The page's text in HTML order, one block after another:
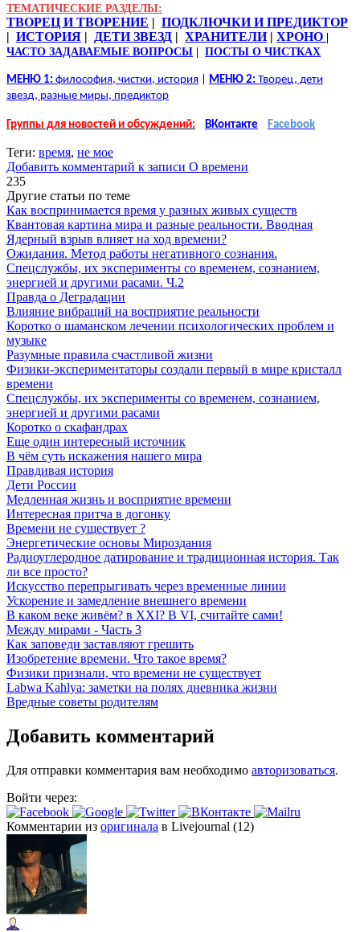
ТЕМАТИЧЕСКИЕ РАЗДЕЛЫ:
ТВОРЕЦ И ТВОРЕНИЕ | ПОДКЛЮЧКИ И ПРЕДИКТОР
| ИСТОРИЯ | ДЕТИ ЗВЕЗД | ХРАНИТЕЛИ | ХРОНО |
ЧАСТО ЗАДАВАЕМЫЕ ВОПРОСЫ | ПОСТЫ О ЧИСТКАХ
МЕНЮ 1: философия, чистки, история МЕНЮ 2: Творец, дети
звезд, разные миры, предиктор
Группы для новостей и обсуждений: ВКонтакте Facebook
Теги: время, не мое
Добавить комментарий к записи О времени
235
Другие статьи по теме
Как воспринимается время у разных живых существ
Квантовая картина мира и разные реальности. Вводная
Ядерный взрыв влияет на ход времени?
Ожидания. Метод работы негативного сознания.
Спецслужбы, их эксперименты со временем, сознанием,
энергией и другими расами. Ч.2
Правда о Деградации
Влияние вибраций на восприятие реальности
Коротко о шаманском лечении психологических проблем и
музыке
Разумные правила счастливой жизни
Физики-экспериментаторы создали первый в мире кристалл
времени
Спецслужбы, их эксперименты со временем, сознанием,
энергией и другими расами
Коротко о скафандрах
Еще один интересный источник
В чём суть искажения нашего мира
Правдивая история
Дети России
Медленная жизнь и восприятие времени
Интересная притча в догонку
Времени не существует ?
Энергетические основы Мироздания
Радиоуглеродное датирование и традиционная история. Так
ли все просто?
Искусство перепрыгивать через временные линии
Ускорение и замедление внешнего времени
В каком веке живём? в XXI? В VI, считайте сами!
Между мирами - Часть 3
Как заповеди заставляют грешить
Изобретение времени. Что такое время?
Физики признали, что времени не существует
Labwa Kahlya: заметки на полях дневника жизни
Вредные советы родителям
Добавить комментарий
Для отправки комментария вам необходимо авторизоваться.
Войти через:
Комментарии из оригинала в Livejournal (12)